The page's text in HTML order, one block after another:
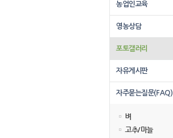
농업인교육
영농상담
포토갤러리
자유게시판
자주묻는질문(FAQ)
벼
고추/마늘